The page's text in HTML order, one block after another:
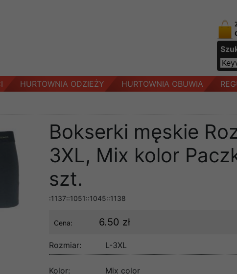
HURTOWNIA ODZIEŻY HURTOWNIA OBUWIA
Bokserki męskie
3XL, Mix kolor
szt.
:1137::1051::1045::1138
Cena: 6.50 zł
Rozmiar: L-3XL
Kolor: Mix color